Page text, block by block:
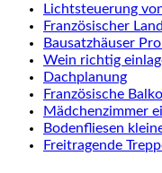
Lichtsteuerung
Französischer
Bausatzhäuser
Wein richtig
Dachplanung
Französische
Mädchenzimmer
Bodenfliesen
Freitragende